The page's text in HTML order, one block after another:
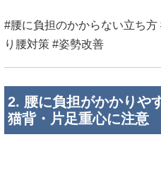
#腰に負担のかからない立ち
り腰対策 #姿勢改善
2. 腰に負担がかかりや
猫背・片足重心に注意